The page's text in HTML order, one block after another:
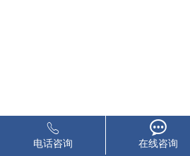
电话咨询 在线咨询